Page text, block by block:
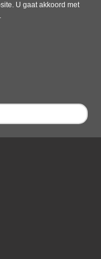
U gaat akkoord met